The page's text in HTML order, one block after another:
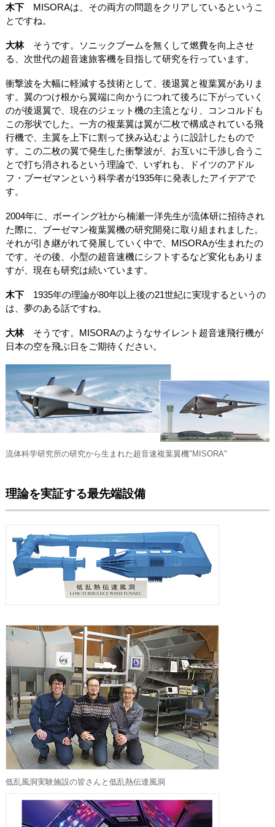
木下MISORAは、その両方の問題をクリアしているというこ
とですね。
大林そうです。ソニックブームを無くして燃費を向上させ
る、次世代の超音速旅客機を目指して研究を行っています。
衝撃波を大幅に軽減する技術として、後退翼と複葉翼がありま
す。翼のつけ根から翼端に向かうにつれて後ろに下がっていく
のが後退翼で、現在のジェット機の主流となり、コンコルドも
この形状でした。一方の複葉翼は翼が二枚で構成されている飛
行機で、主翼を上下に割って挟み込むように設計したもので
す。この二枚の翼で発生した衝撃波が、お互いに干渉し合うこ
とで打ち消されるという理論で、いずれも、ドイツのアドル
フ・ブーゼマンという科学者が1935年に発表したアイデアで
す。
2004年に、ボーイング社から楠瀬一洋先生が流体研に招待され
た際に、ブーゼマン複葉翼機の研究開発に取り組まれました。
それが引き継がれて発展していく中で、MISORAが生まれたの
です。その後、小型の超音速機にシフトするなど変化もありま
すが、現在も研究は続いています。
木下1935年の理論が80年以上後の21世紀に実現するというの
は、夢のある話ですね。
大林そうです。MISORAのようなサイレント超音速飛行機が
日本の空を飛ぶ日をご期待ください。
流体科学研究所の研究から生まれた超音速複葉翼機"MISORA"
理論を実証する最先端設備
低乱風洞実験施設の皆さんと低乱熱伝達風洞